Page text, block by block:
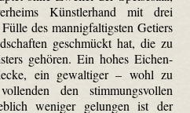
Künstlerhand mit drei
des mannigfaltigsten Getiers
geschmückt hat, die zu
gehören. Ein hohes Eichen-
ein gewaltiger – wohl zu
den stimmungsvollen
weniger gelungen ist der